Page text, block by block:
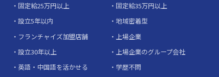
固定給25万円以上
固定給35万円以上
設立5年以内
地域密着型
フランチャイズ加盟店舗
上場企業
設立30年以上
上場企業のグループ会社
英語・中国語を活かせる
学歴不問